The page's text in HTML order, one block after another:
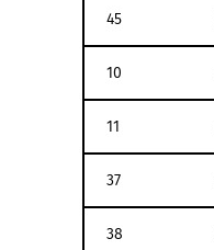
45
10
11
37
38